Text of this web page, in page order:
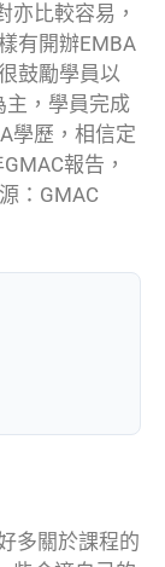
亦比較容易，
有開辦EMBA
鼓勵學員以
主，學員完成
學歷，相信定
報告，
：GMAC
多關於課程的